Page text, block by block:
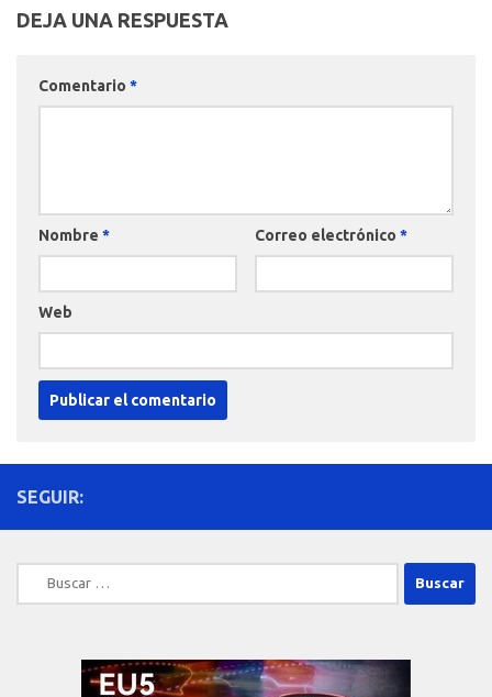
DEJA UNA RESPUESTA
Comentario *
Nombre * Correo electrónico *
Web
SEGUIR:
Buscar: